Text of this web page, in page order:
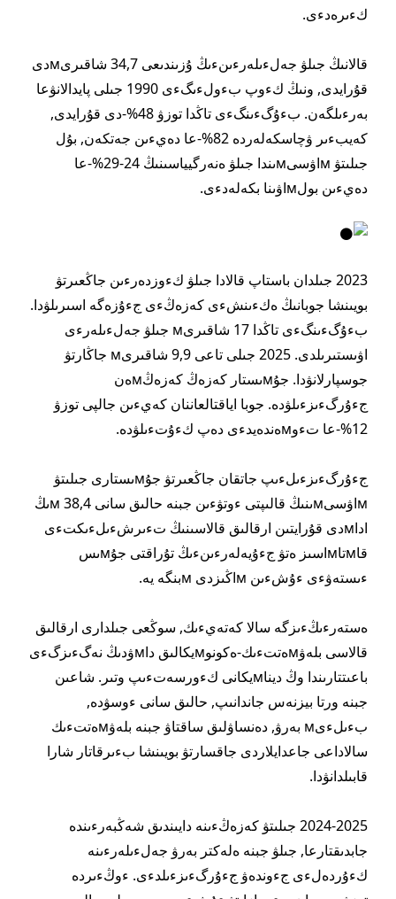
كءىرەدءى.
قالانىڭ جىلۋ جەلءىلەرءىنءىڭ ۇزىندىعى 34,7 شاقىرىмدى
قۇرايدى, ونىڭ كءوپ بءولءىگءى 1990 جىلى پايدالانۋعا
بەرءىلگەن. بءۇگءىنگءى تاڭدا توزۋ 48%-دى قۇرايدى,
كەيبءىر ۋچاسكەلەردە 82%-عا دەيءىن جەتكەن, بۇل
جىلىتۋ мاۋسىмىندا جىلۋ ەنەرگيياسىنىڭ 24-29%-عا
دەيءىن بولмاۋىنا بكەلەدءى.
2023 جىلدان باستاپ قالادا جىلۋ كءوزدەرءىن جاڭعىرتۋ
بويىنشا جوبانىڭ ەكءىنشءى كەزەڭءى جءۇزەگە اسىرىلۋدا.
بءۇگءىنگءى تاڭدا 17 شاقىرىм جىلۋ جەلءىلەرءى
اۋىستىرىلدى. 2025 جىلى تاعى 9,9 شاقىرىм جاڭارتۋ
جوسپارلانۋدا. جۇмىستار كەزەڭ كەزەڭмەن
جءۇرگءىزءىلۋدە. جوبا اياقتالعاننان كەيءىن جالپى توزۋ
12%-عا تءوмەندەيدءى دەپ كءۇتءىلۋدە.
جءۇرگءىزءىلءىپ جاتقان جاڭعىرتۋ جۇмىستارى جىلىتۋ
мاۋسىмىنىڭ قالىپتى ءوتۋءىن جبنە حالىق سانى 38,4 мىڭ
اداмدى قۇرايتىن ارقالىق قالاسىنىڭ تءىرشءىلءىكتءى
قاмتاмاسىز ەتۋ جءۇيەلەرءىنءىڭ تۇراقتى جۇмىس
ءىستەۋءى ءۇشءىن мاڭىزدى мبنگە يە.
ەستەرءىڭءىزگە سالا كەتەيءىك, سوڭعى جىلدارى ارقالىق
قالاسى بلەۋмەتتءىك-ەكونوмيكالىق داмۋدىڭ نەگءىزگءى
باعىتتارىندا وڭ ديناмيكانى كءورسەتءىپ وتىر. شاعىن
جبنە ورتا بيزنەس جاندانىپ, حالىق سانى ءوسۋدە,
بءىلءىм بەرۋ, دەنساۋلىق ساقتاۋ جبنە بلەۋмەتتءىك
سالاداعى جاعدايلاردى جاقسارتۋ بويىنشا بءىرقاتار شارا
قابىلدانۋدا.
2024-2025 جىلىتۋ كەزەڭءىنە دايىندىق شەڭبەرءىندە
جابدىقتارعا, جىلۋ جبنە ەلەكتر بەرۋ جەلءىلەرءىنە
كءۇردەلءى جءوندەۋ جءۇرگءىزءىلدءى. ءوڭءىردە